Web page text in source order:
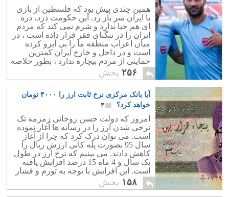
همین چندی پیش بود که فلسطین از بازی
با ایران سر باز زد. این حکومت دزد، ذره
ای هم حیا ندارد و شرم نمی کند که مردم
ایران را در تنگنای فقر قرار داده است ، در
میان اعراب منطقه ما را بی آبرو کرده
است و در داخل و خارج ایران کمترین
حمایتی از مردم بیچاره ندارد ، بطور خلاصه
منافع ملی ما را بباد فنا داده است و
همچنان هم با کمال وقاحت دم از فلسطین
می زند. آیا مردم سیستان و بلوچستان،
کردستان ، خراسان جنوبی، ایلام ، بوشهر و
خوزستان انسان نیستند ؟ پس چرا از منافع
این ملت مظلوم ایران حمایت نکردید؟
فقط فلسطین مظلوم است؟ ما مظلوم
نیستیم؟
۲۵۶ پخش
آیا بانک مرکزی نرخ ثابت ارز را ۴۰۰۰ تومان
خواهد کرد؟
۳
امروز که دولت حسن روحانی زمزمه تک
نرخی شدن ارز را در رسانه ها آغاز نموده
است. می توان درک کرد که چرا از آغاز
سال 95 بصورت پله کانی ارزش ریال را
کاهش دادند. می بینیم که نرخ ارز در طول
یک سال و 4 ماه 15 درصد افزایش یافته
است. این افزایش با توجه به تورم و فشار
بازار طبیعی بوده است. اما برای تک نرخی
شدن ارز کافی نیست! طبیعتاً قطع ارز
۱۵۸ پخش